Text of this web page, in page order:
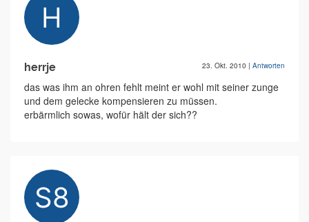
herrje 23. Okt. 2010 | Antworten
das was ihm an ohren fehlt meint er wohl mit seiner zunge
und dem gelecke kompensieren zu müssen.
erbärmlich sowas, wofür hält der sich??